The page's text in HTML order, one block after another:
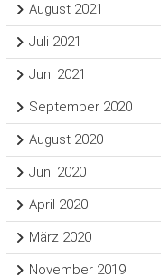
August 2021
Juli 2021
Juni 2021
September 2020
August 2020
Juni 2020
April 2020
März 2020
November 2019